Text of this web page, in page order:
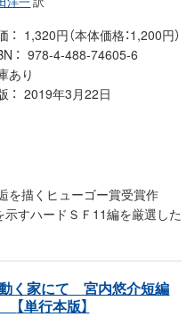
1,320円（本体価格：1,200円）
978-4-488-74605-6
あり
2019年3月22日
を描くヒューゴー賞受賞作
示すハードＳＦ11編を厳選した
く家にて 宮内悠介短編
【単行本版】